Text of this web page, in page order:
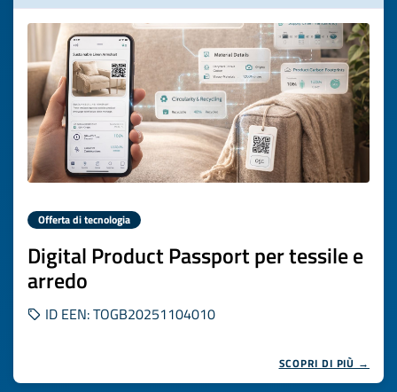
Offerta di tecnologia
Digital Product Passport per tessile e
arredo
ID EEN: TOGB20251104010
SCOPRI DI PIÙ →